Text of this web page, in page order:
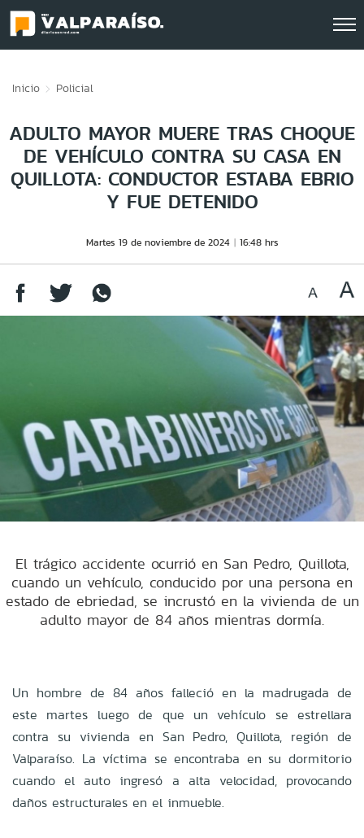
Inicio Policial
ADULTO MAYOR MUERE TRAS CHOQUE
DE VEHÍCULO CONTRA SU CASA EN
QUILLOTA: CONDUCTOR ESTABA EBRIO
Y FUE DETENIDO
Martes 19 de noviembre de 2024 16:48 hrs
El trágico accidente ocurrió en San Pedro, Quillota,
cuando un vehículo, conducido por una persona en
estado de ebriedad, se incrustó en la vivienda de un
adulto mayor de 84 años mientras dormía.
Un hombre de 84 años falleció en la madrugada de
este martes luego de que un vehículo se estrellara
contra su vivienda en San Pedro, Quillota, región de
Valparaíso. La víctima se encontraba en su dormitorio
cuando el auto ingresó a alta velocidad, provocando
daños estructurales en el inmueble.